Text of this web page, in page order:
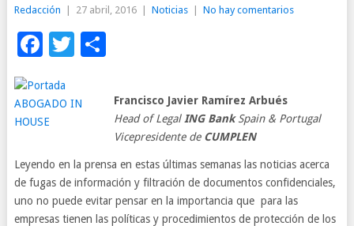
Redacción 27 abril, 2016 Noticias No hay comentarios
Facebook
Twitter
Compartir
Francisco Javier Ramírez Arbués
Head of Legal ING BankSpain & Portugal
Vicepresidente de CUMPLEN
Leyendo en la prensa en estas últimas semanas las noticias acerca
de fugas de información y filtración de documentos confidenciales,
uno no puede evitar pensar en la importancia que para las
empresas tienen las políticas y procedimientos de protección de los